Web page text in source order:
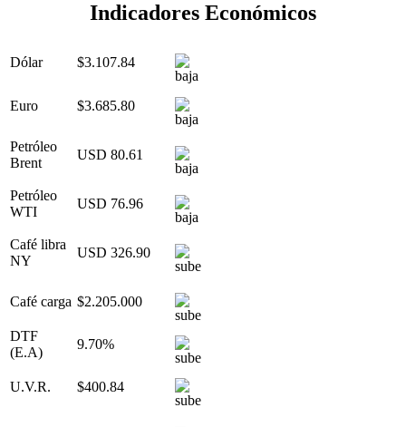
Indicadores Económicos
Dólar $3.107.84
Euro $3.685.80
Petróleo
Brent
USD 80.61
Petróleo
WTI
USD 76.96
Café libra
NY
USD 326.90
Café carga $2.205.000
DTF
(E.A)
9.70%
U.V.R. $400.84